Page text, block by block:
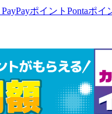
PayPayポイント Pontaポイ